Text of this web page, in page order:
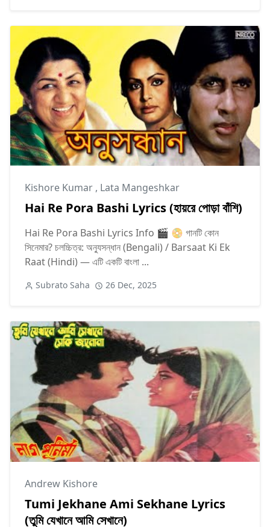
Kishore Kumar , Lata Mangeshkar
Hai Re Pora Bashi Lyrics (হায়রে পোড়া বাঁশি)
Hai Re Pora Bashi Lyrics Info 🎬 📀 গানটি কোন
সিনেমার? চলচ্চিত্র: অন্যুসন্ধান (Bengali) / Barsaat Ki Ek
Raat (Hindi) — এটি একটি বাংলা ...
Subrato Saha 26 Dec, 2025
Andrew Kishore
Tumi Jekhane Ami Sekhane Lyrics
(তুমি যেখানে আমি সেখানে)